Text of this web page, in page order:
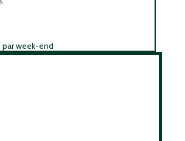
par week-end